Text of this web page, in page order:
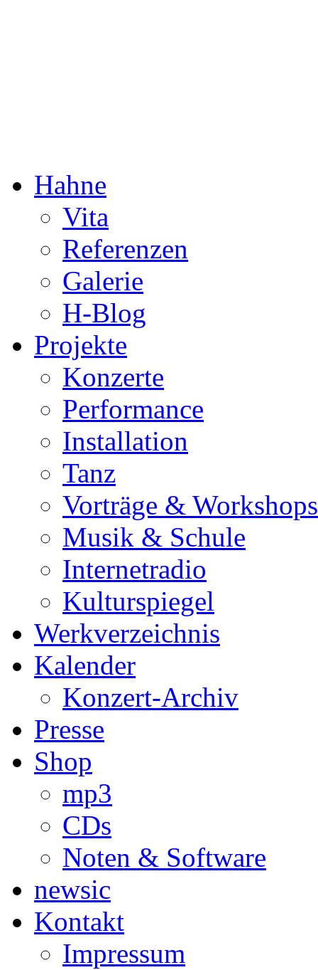
Hahne
Vita
Referenzen
Galerie
H-Blog
Projekte
Konzerte
Performance
Installation
Tanz
Vorträge & Workshops
Musik & Schule
Internetradio
Kulturspiegel
Werkverzeichnis
Kalender
Konzert-Archiv
Presse
Shop
mp3
CDs
Noten & Software
newsic
Kontakt
Impressum